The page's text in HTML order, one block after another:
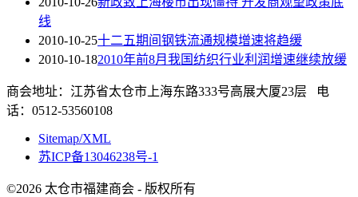
线
2010-10-25十二五期间钢铁流通规模增速将趋缓
2010-10-182010年前8月我国纺织行业利润增速继续放缓
商会地址：江苏省太仓市上海东路333号高展大厦23层 电
话：0512-53560108
Sitemap/XML
苏ICP备13046238号-1
©2026 太仓市福建商会 - 版权所有